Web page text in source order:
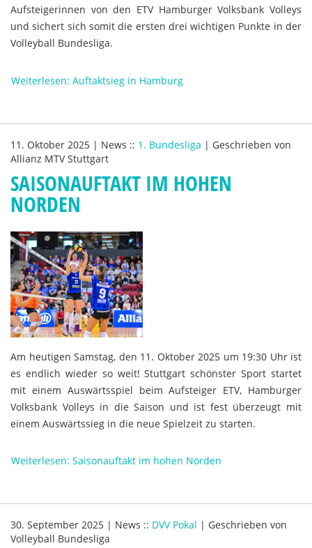
Aufsteigerinnen von den ETV Hamburger Volksbank Volleys
und sichert sich somit die ersten drei wichtigen Punkte in der
Volleyball Bundesliga.
Weiterlesen: Auftaktsieg in Hamburg
11. Oktober 2025 | News :: 1. Bundesliga | Geschrieben von
Allianz MTV Stuttgart
SAISONAUFTAKT IM HOHEN
NORDEN
Am heutigen Samstag, den 11. Oktober 2025 um 19:30 Uhr ist
es endlich wieder so weit! Stuttgart schönster Sport startet
mit einem Auswärtsspiel beim Aufsteiger ETV, Hamburger
Volksbank Volleys in die Saison und ist fest überzeugt mit
einem Auswärtssieg in die neue Spielzeit zu starten.
Weiterlesen: Saisonauftakt im hohen Norden
30. September 2025 | News :: DVV Pokal | Geschrieben von
Volleyball Bundesliga